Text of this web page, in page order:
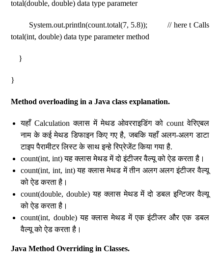
total(double, double) data type parameter
System.out.println(count.total(7, 5.8)); // here t Calls
total(int, double) data type parameter method
}
}
Method overloading in a Java class explanation.
यहाँ Calculation क्लास में मेथड ओवरराइडिंग को count वेरिएबल
नाम के कई मेथड डिफाइन किए गए है, जबकि यहाँ अलग-अलग डाटा
टाइप पैरामीटर लिस्ट के साथ इन्हे रिप्रेजेंट किया गया है.
count(int, int) यह क्लास मेथड में दो इंटीजर वैल्यू को ऐड करता है।
count(int, int, int) यह क्लास मेथड में तीन अलग अलग इंटीजर वैल्यू
को ऐड करता है।
count(double, double) यह क्लास मेथड में दो डबल इन्टिजर वैल्यू
को ऐड करता है।
count(int, double) यह क्लास मेथड में एक इंटीजर और एक डबल
वैल्यू को ऐड करता है।
Java Method Overriding in Classes.